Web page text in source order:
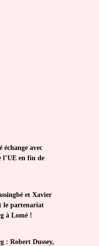
échange avec
l’UE en fin de
et Xavier
le partenariat
à Lomé !
: Robert Dussey,